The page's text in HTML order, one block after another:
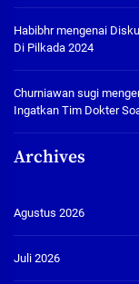
Habibhrmengenai
Di Pilkada 2024
Churniawan sugi
Ingatkan Tim Dokter
Archives
Agustus 2026
Juli 2026